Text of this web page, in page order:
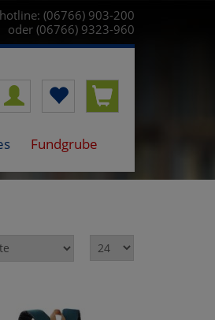
(06766) 903-200
oder (06766) 9323-960
Fundgrube